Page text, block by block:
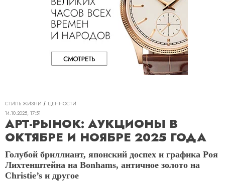
СТИЛЬ ЖИЗНИ
ЦЕННОСТИ
14.10.2025, 17:51
АРТ-РЫНОК: АУКЦИОНЫ В
ОКТЯБРЕ И НОЯБРЕ 2025 ГОДА
Голубой бриллиант, японский доспех и графика Роя
Лихтенштейна на Bonhams, античное золото на
Christie’s и другое